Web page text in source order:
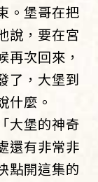
。堡哥在把
說，要在宮
再次回來，
了，大堡到
什麼。
大堡的神奇
還有非常非
點開這集的